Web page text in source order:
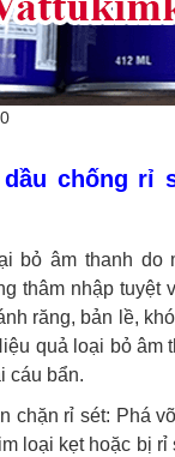
chống rỉ
bỏ âm thanh do
thâm nhập tuyệt
răng, bản lề,
quả loại bỏ âm
cáu bẩn.
chặn rỉ sét: Phá
loại kẹt hoặc bị rỉ